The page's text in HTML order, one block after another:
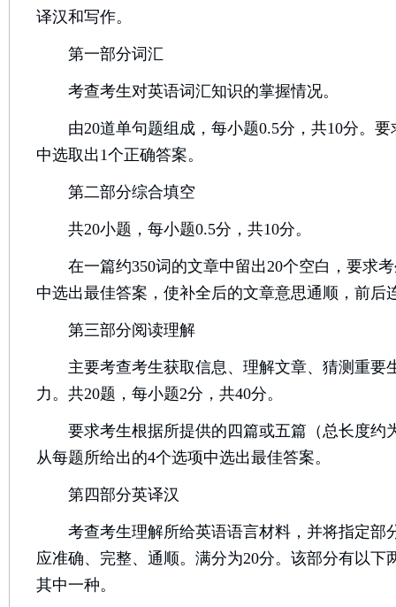
译汉和写作。
第一部分词汇
考查考生对英语词汇知识的掌握情况。
由20道单句题组成，每小题0.5分，共10分。要
中选取出1个正确答案。
第二部分综合填空
共20小题，每小题0.5分，共10分。
在一篇约350词的文章中留出20个空白，要求考
中选出最佳答案，使补全后的文章意思通顺，前后
第三部分阅读理解
主要考查考生获取信息、理解文章、猜测重要
力。共20题，每小题2分，共40分。
要求考生根据所提供的四篇或五篇（总长度约
从每题所给出的4个选项中选出最佳答案。
第四部分英译汉
考查考生理解所给英语语言材料，并将指定部
应准确、完整、通顺。满分为20分。该部分有以下
其中一种。